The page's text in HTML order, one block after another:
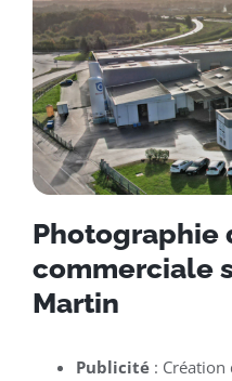
commerciale
Martin
Publicité: Création